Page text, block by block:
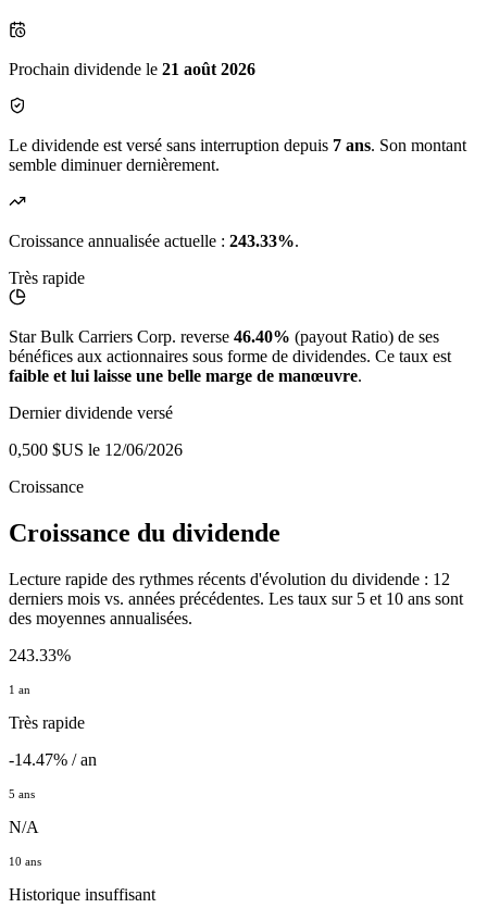
Prochain dividende le 21 août 2026
Le dividende est versé sans interruption depuis 7 ans. Son montant
semble diminuer dernièrement.
Croissance annualisée actuelle : 243.33%.
Très rapide
Star Bulk Carriers Corp. reverse 46.40% (payout Ratio) de ses
bénéfices aux actionnaires sous forme de dividendes. Ce taux est
faible et lui laisse une belle marge de manœuvre.
Dernier dividende versé
0,500 $US le 12/06/2026
Croissance
Croissance du dividende
Lecture rapide des rythmes récents d'évolution du dividende : 12
derniers mois vs. années précédentes. Les taux sur 5 et 10 ans sont
des moyennes annualisées.
243.33%
1 an
Très rapide
-14.47% / an
5 ans
N/A
10 ans
Historique insuffisant